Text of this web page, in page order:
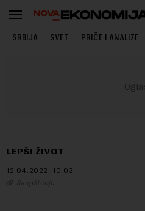
SRBIJA SVET PRIČE I ANALIZE
LEPŠI ŽIVOT
12.04.2022. 10:03
Saopštenje